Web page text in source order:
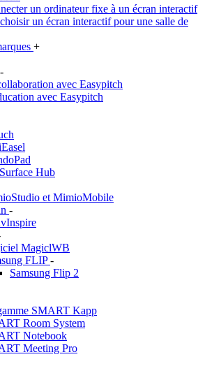
un ordinateur fixe à un écran interactif
un écran interactif pour une salle de
+
-
avec Easypitch
avec Easypitch
Hub
et MimioMobile
-
MagiclWB
FLIP-
Samsung Flip 2
SMART Kapp
Room System
Notebook
Meeting Pro